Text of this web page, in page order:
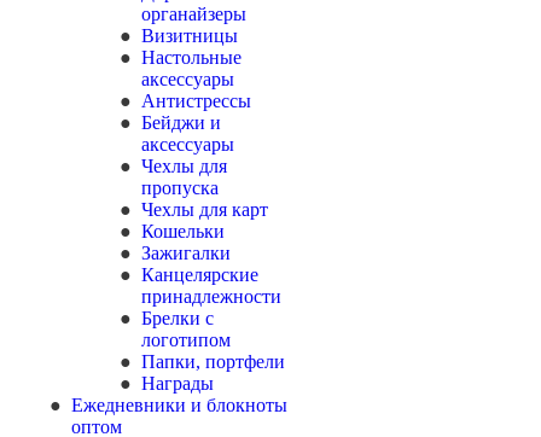
органайзеры
Визитницы
Настольные
аксессуары
Антистрессы
Бейджи и
аксессуары
Чехлы для
пропуска
Чехлы для карт
Кошельки
Зажигалки
Канцелярские
принадлежности
Брелки с
логотипом
Папки, портфели
Награды
Ежедневники и блокноты
оптом